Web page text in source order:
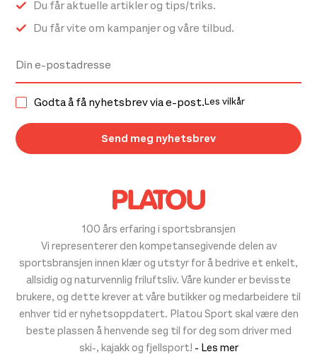
100 års erfaring i sportsbransjen
Vi representerer den kompetansegivende delen av
sportsbransjen innen klær og utstyr for å bedrive et enkelt,
allsidig og naturvennlig friluftsliv. Våre kunder er bevisste
brukere, og dette krever at våre butikker og medarbeidere til
enhver tid er nyhetsoppdatert. Platou Sport skal være den
beste plassen å henvende seg til for deg som driver med
ski-, kajakk og fjellsport! - Les mer
Du får aktuelle artikler og tips/triks.
Du får vite om kampanjer og våre tilbud.
Godta å få nyhetsbrev via e-post.Les vilkår